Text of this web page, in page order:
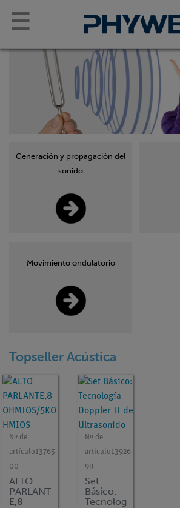
☰
Generación y propagación del
sonido
Movimiento ondulatorio
Topseller Acústica
Nº de
artículo13765-
00
ALTO
PARLANT
E,8
Nº de
artículo13926-
99
Set
Básico:
Tecnolog